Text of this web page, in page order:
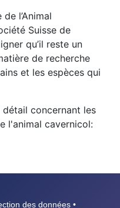
l’Animal
Suisse de
qu’il reste un
de recherche
et les espèces qui
concernant les
l'animal cavernicol:
des données •